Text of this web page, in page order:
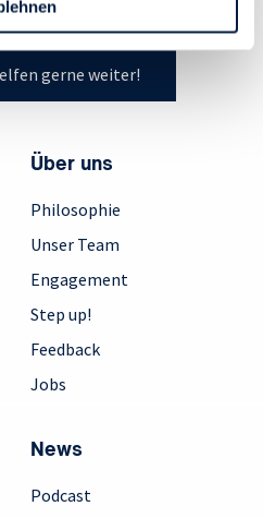
gerne weiter!
Über uns
Philosophie
Unser Team
Engagement
Step up!
Feedback
Jobs
News
Podcast